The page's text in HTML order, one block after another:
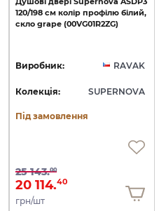
120/198 см колір профілю білий,
скло grape (00VG01R2ZG)
Виробник: RAVAK
Колекція: SUPERNOVA
Під замовлення
25 143.00
20 114.40
грн/шт